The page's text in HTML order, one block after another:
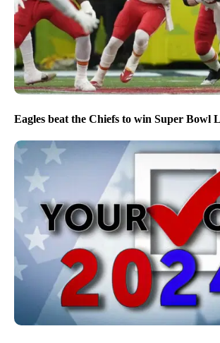
Eagles beat the Chiefs to win Super Bowl